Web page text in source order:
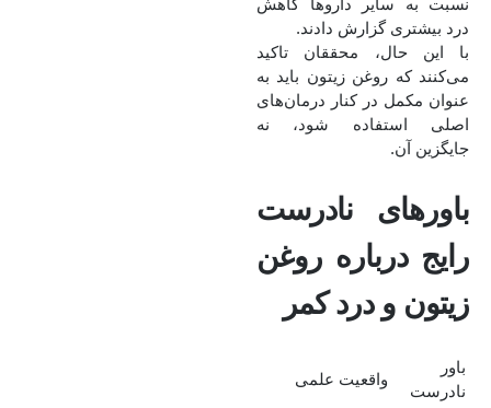
درد بیشتری گزارش دادند.
با این حال، محققان تاکید
می‌کنند که روغن زیتون باید به
عنوان مکمل در کنار درمان‌های
اصلی استفاده شود، نه
جایگزین آن.
باورهای نادرست
رایج درباره روغن
زیتون و درد کمر
باور
نادرست
واقعیت علمی